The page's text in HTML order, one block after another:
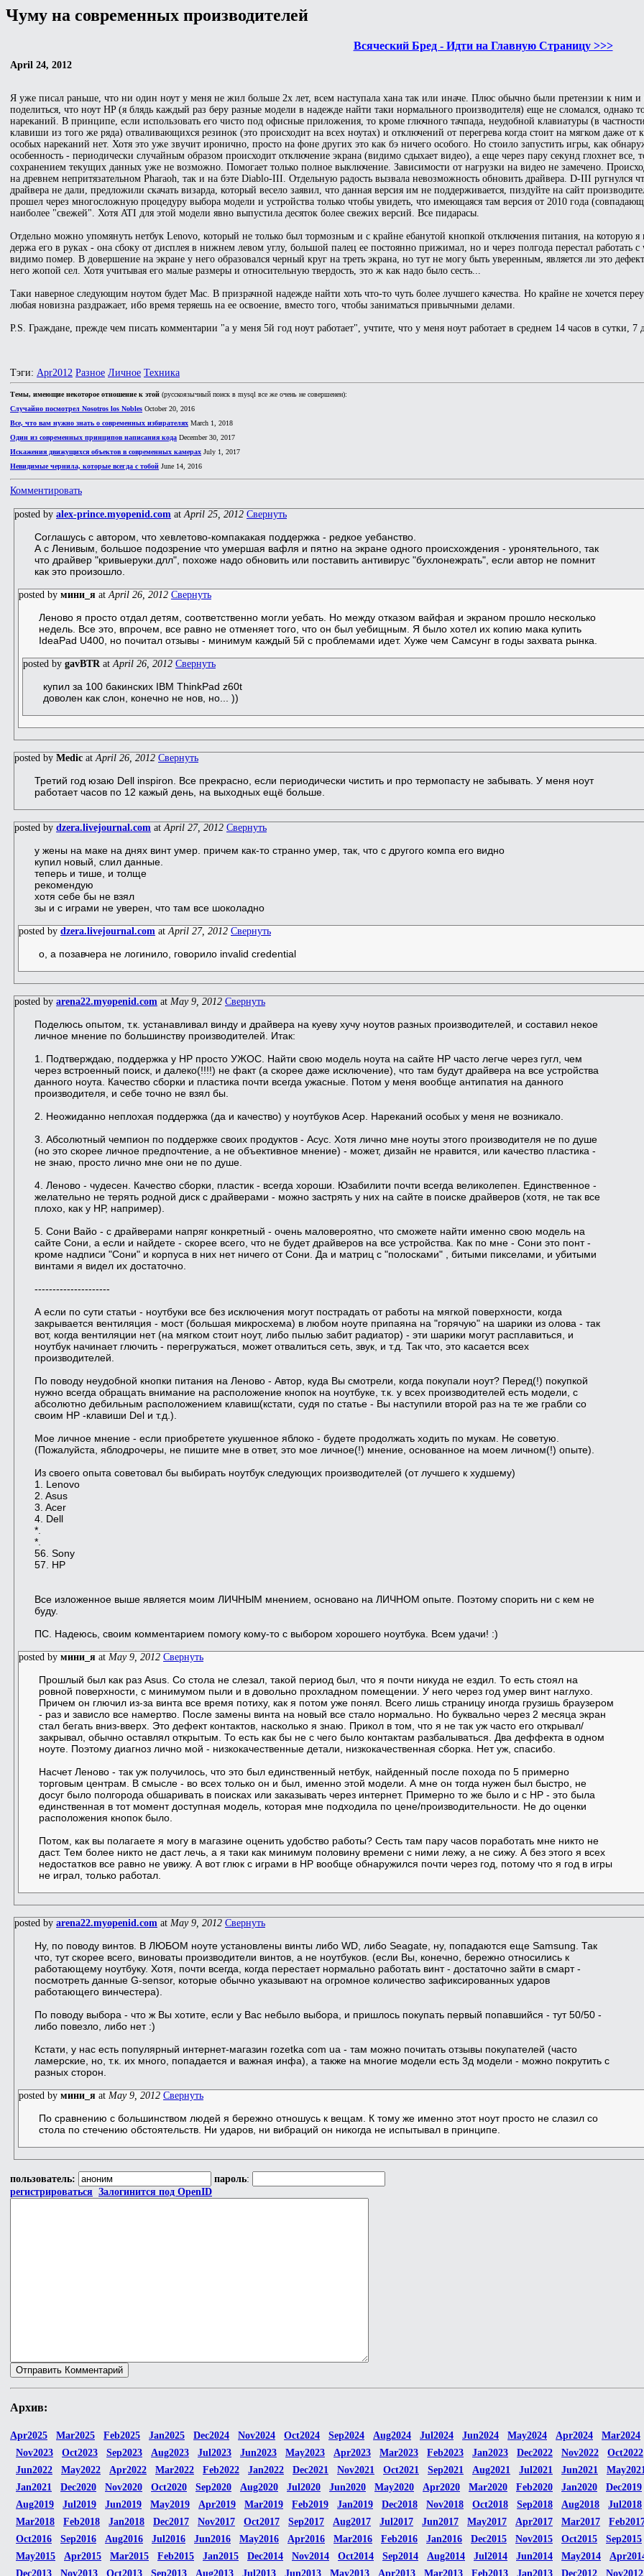
Чуму на современных производителей
Всяческий Бред - Идти на Главную Страницу >>>
April 24, 2012
Я уже писал раньше, что ни один ноут у меня не жил больше 2х лет, всем наступала хана так или иначе. Плюс обычно были претензии к ним
поделиться, что ноут HP (я блядь каждый раз беру разные модели в надежде найти таки нормального производителя) еще не сломался, однако
нареканий. В принципе, если использовать его чисто под офисные приложения, то кроме глючного тачпада, неудобной клавиатуры (в
клавиши из того же ряда) отваливающихся резинок (это происходит на всех ноутах) и отключений от перегрева когда стоит на мягком даже от
особых нареканий нет. Хотя это уже звучит иронично, просто на фоне других это как бэ ничего особого. Но стоило запустить игры, как
особенность - периодически случайным образом происходит отключение экрана (видимо сдыхает видео), а еще через пару секунд глохнет все,
сохранением текущих данных уже не возможно. Помогает только полное выключение. Зависимости от нагрузки на видео не замечено.
на древнем непритязательном Pharaoh, так и на бэте Diablo-III. Отдельную радость вызвала невозможность обновить драйвера. D-III ругнулся
драйвера не дали, предложили скачать визарда, который весело заявил, что данная версия им не поддерживается, пиздуйте на сайт
прошел через многосложную процедуру выбора модели и устройства только чтобы увидеть, что имеющаяся там версия от 2010 года
наиболее "свежей". Хотя ATI для этой модели явно выпустила десяток более свежих версий. Все пидарасы.
Отдельно можно упомянуть нетбук Lenovo, который не только был тормозным и с крайне ебанутой кнопкой отключения питания, на которую я
держа его в руках - она сбоку от дисплея в нижнем левом углу, большой палец ее постоянно прижимал, но и через полгода перестал работать
видимо помер. В довершение на экране у него образовался черный круг на треть экрана, но тут не могу быть уверенным, является ли это
него жопой сел. Хотя учитывая его малые размеры и относительную твердость, это ж как надо было сесть...
Таки наверное следующим ноутом будет Mac. В призрачной надежде найти хоть что-то чуть более лучшего качества. Но крайне не хочется
любая новизна раздражает, ибо время теряешь на ее освоение, вместо того, чтобы заниматься привычными делами.
P.S. Граждане, прежде чем писать комментарии "а у меня 5й год ноут работает", учтите, что у меня ноут работает в среднем 14 часов в сутки, 7
Тэги: Apr2012 Разное Личное Техника
Темы, имеющие некоторое отношение к этой (русскоязычный поиск в mysql все же очень не совершенен):
Случайно посмотрел Nosotros los Nobles October 20, 2016
Все, что вам нужно знать о современных избирателях March 1, 2018
Один из современных принципов написания кода December 30, 2017
Искажения движущихся объектов в современных камерах July 1, 2017
Невидимые чернила, которые всегда с тобой June 14, 2016
Комментировать
posted by alex-prince.myopenid.com at April 25, 2012 Свернуть
Соглашусь с автором, что хевлетово-компакакая поддержка - редкое уебанство.
А с Ленивым, большое подозрение что умершая вафля и пятно на экране одного происхождения - уронятельного, так
что драйвер "кривыеруки.длл", похоже надо обновить или поставить антивирус "бухлонежрать", если автор не помнит
как это произошло.
posted by мини_я at April 26, 2012 Свернуть
Леново я просто отдал детям, соответственно могли уебать. Но между отказом вайфая и экраном прошло несколько
недель. Все это, впрочем, все равно не отменяет того, что он был уебищным. Я было хотел их копию мака купить
IdeaPad U400, но почитал отзывы - минимум каждый 5й с проблемами идет. Хуже чем Самсунг в годы захвата рынка.
posted by gavBTR at April 26, 2012 Свернуть
купил за 100 бакинских IBM ThinkPad z60t
доволен как слон, конечно не нов, но... ))
posted by Medic at April 26, 2012 Свернуть
Третий год юзаю Dell inspiron. Все прекрасно, если периодически чистить и про термопасту не забывать. У меня ноут
работает часов по 12 кажый день, на выходных ещё больше.
posted by dzera.livejournal.com at April 27, 2012 Свернуть
у жены на маке на днях винт умер. причем как-то странно умер, так, что с другого компа его видно
купил новый, слил данные.
теперь и тише, и толще
рекомендую
хотя себе бы не взял
зы и с играми не уверен, что там все шоколадно
posted by dzera.livejournal.com at April 27, 2012 Свернуть
о, а позавчера не логинило, говорило invalid credential
posted by arena22.myopenid.com at May 9, 2012 Свернуть
Поделюсь опытом, т.к. устанавливал винду и драйвера на куеву хучу ноутов разных производителей, и составил некое
личное мнение по большинству производителей. Итак:
1. Подтверждаю, поддержка у НР просто УЖОС. Найти свою модель ноута на сайте HP часто легче через гугл, чем
через встроенный поиск, и далеко(!!!!) не факт (а скорее даже исключение), что там будут драйвера на все устройства
данного ноута. Качество сборки и пластика почти всегда ужасные. Потом у меня вообще антипатия на данного
производителя, и себе точно не взял бы.
2. Неожиданно неплохая поддержка (да и качество) у ноутбуков Асер. Нареканий особых у меня не возникало.
3. Абсолютный чемпион по поддержке своих продуктов - Асус. Хотя лично мне ноуты этого производителя не по душе
(но это скорее личное предпочтение, а не объективное мнение) - может, дизайн не нравится, или качество пластика -
не знаю, просто лично мне они не по душе.
4. Леново - чудесен. Качество сборки, пластик - всегда хороши. Юзабилити почти всегда великолепен. Единственное -
желательно не терять родной диск с драйверами - можно застрять у них на сайте в поиске драйверов (хотя, не так все
плохо, как у НР, например).
5. Сони Вайо - с драйверами напряг конкретный - очень маловероятно, что сможете найти именно свою модель на
сайте Сони, а если и найдете - скорее всего, что не будет драйверов на все устройства. Как по мне - Сони это понт -
кроме надписи "Сони" и корпуса в них нет ничего от Сони. Да и матриц с "полосками" , битыми пикселами, и убитыми
винтами я видел их достаточно.
---------------------
А если по сути статьи - ноутбуки все без исключения могут пострадать от работы на мягкой поверхности, когда
закрывается вентиляция - мост (большая микросхема) в любом ноуте припаяна на "горячую" на шарики из олова - так
вот, когда вентиляции нет (на мягком стоит ноут, либо пылью забит радиатор) - эти шарики могут расплавиться, и
ноутбук начинает глючить - перегружаться, может отвалиться сеть, звук, и т.д. Так что, это касается всех
производителей.
По поводу неудобной кнопки питания на Леново - Автор, куда Вы смотрели, когда покупали ноут? Перед(!) покупкой
нужно всегда обращать внимание на расположение кнопок на ноутбуке, т.к. у всех производителей есть модели, с
абсолютно дебильным расположением клавиш(кстати, судя по статье - Вы наступили второй раз на те же грабли со
своим НР -клавиши Del и т.д.).
Мое личное мнение - если приобретете укушенное яблоко - будете продолжать ходить по мукам. Не советую.
(Пожалуйста, яблодрочеры, не пишите мне в ответ, это мое личное(!) мнение, основанное на моем личном(!) опыте).
Из своего опыта советовал бы выбирать ноутбук следующих производителей (от лучшего к худшему)
1. Lenovo
2. Asus
3. Acer
4. Dell
*.
*.
56. Sony
57. HP
Все изложенное выше является моим ЛИЧНЫМ мнением, основано на ЛИЧНОМ опыте. Поэтому спорить ни с кем не
буду.
ПС. Надеюсь, своим комментарием помогу кому-то с выбором хорошего ноутбука. Всем удачи! :)
posted by мини_я at May 9, 2012 Свернуть
Прошлый был как раз Asus. Со стола не слезал, такой период был, что я почти никуда не ездил. То есть стоял на
ровной поверхности, с минимумом пыли и в довольно прохладном помещении. У него через год умер винт наглухо.
Причем он глючил из-за винта все время потиху, как я потом уже понял. Всего лишь страницу иногда грузишь браузером
- раз и зависло все намертво. После замены винта на новый все стало нормально. Но буквально через 2 месяца экран
стал бегать вниз-вверх. Это дефект контактов, насколько я знаю. Прикол в том, что я не так уж часто его открывал/
закрывал, обычно оставлял открытым. То есть как бы не с чего было контактам разбалываться. Два деффекта в одном
ноуте. Поэтому диагноз лично мой - низкокачественные детали, низкокачественная сборка. Нет уж, спасибо.
Насчет Леново - так уж получилось, что это был единственный нетбук, найденный после похода по 5 примерно
торговым центрам. В смысле - во всех только он и был, именно этой модели. А мне он тогда нужен был быстро, не
досуг было полгорода обшаривать в поисках или заказывать через интернет. Примерно то же было и с HP - это была
единственная в тот момент доступная модель, которая мне подходила по цене/производительности. Не до оценки
расположения кнопок было.
Потом, как вы полагаете я могу в магазине оценить удобство работы? Сесть там пару часов поработать мне никто не
даст. Тем более никто не даст лечь, а я таки как минимум половину времени с ними лежу, а не сижу. А без этого я всех
недостатков все равно не увижу. А вот глюк с играми в HP вообще обнаружился почти через год, потому что я год в игры
не играл, только работал.
posted by arena22.myopenid.com at May 9, 2012 Свернуть
Ну, по поводу винтов. В ЛЮБОМ ноуте установлены винты либо WD, либо Seagate, ну, попадаются еще Samsung. Так
что, тут скорее всего, виноваты производители винтов, а не ноутбуков. (если Вы, конечно, бережно относились к
работающему ноутбуку. Хотя, почти всегда, когда перестает нормально работать винт - достаточно зайти в смарт -
посмотреть данные G-sensor, которые обычно указывают на огромное количество зафиксированных ударов
работающего винчестера).
По поводу выбора - что ж Вы хотите, если у Вас небыло выбора, и пришлось покупать первый попавшийся - тут 50/50 -
либо повезло, либо нет :)
Кстати, у нас есть популярный интернет-магазин rozetka com ua - там можно почитать отзывы покупателей (часто
ламерские, но, т.к. их много, попадается и важная инфа), а также на многие модели есть 3д модели - можно покрутить с
разных сторон.
posted by мини_я at May 9, 2012 Свернуть
По сравнению с большинством людей я бережно отношусь к вещам. К тому же именно этот ноут просто не слазил со
стола по стечению обстоятельств. Ни ударов, ни вибраций он никогда не испытывал в принципе.
пользователь: пароль:
регистрироваться Залогинится под OpenID
Архив:
Apr2025 Mar2025 Feb2025 Jan2025 Dec2024 Nov2024 Oct2024 Sep2024 Aug2024 Jul2024 Jun2024 May2024 Apr2024 Mar2024
Nov2023
Oct2023 Sep2023 Aug2023 Jul2023 Jun2023 May2023 Apr2023 Mar2023 Feb2023 Jan2023 Dec2022 Nov2022 Oct2022
Jun2022
May2022 Apr2022 Mar2022 Feb2022 Jan2022 Dec2021 Nov2021 Oct2021 Sep2021 Aug2021 Jul2021 Jun2021 May2021
Jan2021
Dec2020 Nov2020 Oct2020 Sep2020 Aug2020 Jul2020 Jun2020 May2020 Apr2020 Mar2020 Feb2020 Jan2020 Dec2019
Aug2019
Jul2019 Jun2019 May2019 Apr2019 Mar2019 Feb2019 Jan2019 Dec2018 Nov2018 Oct2018 Sep2018 Aug2018 Jul2018
Mar2018
Feb2018 Jan2018 Dec2017 Nov2017 Oct2017 Sep2017 Aug2017 Jul2017 Jun2017 May2017 Apr2017 Mar2017
Oct2016
Sep2016 Aug2016 Jul2016 Jun2016 May2016 Apr2016 Mar2016 Feb2016 Jan2016 Dec2015 Nov2015 Oct2015 Sep2015
May2015
Apr2015 Mar2015 Feb2015 Jan2015 Dec2014 Nov2014 Oct2014 Sep2014 Aug2014 Jul2014 Jun2014 May2014
Dec2013
Nov2013 Oct2013 Sep2013 Aug2013 Jul2013 Jun2013 May2013 Apr2013 Mar2013 Feb2013 Jan2013 Dec2012 Nov2012